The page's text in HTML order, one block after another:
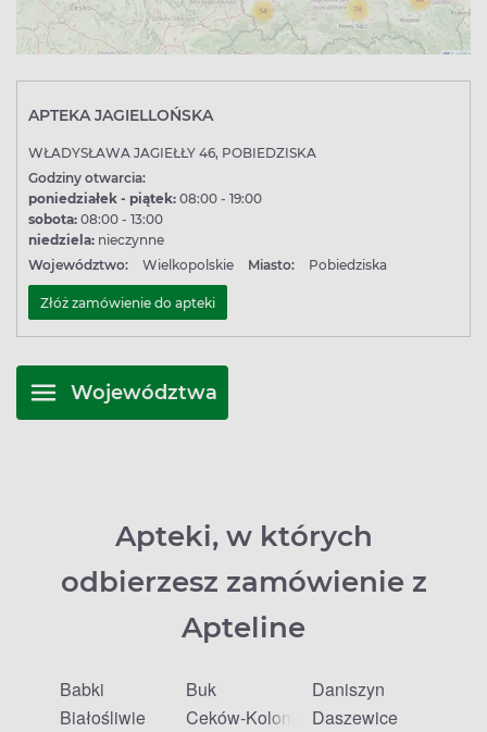
APTEKA JAGIELLOŃSKA
WŁADYSŁAWA JAGIEŁŁY 46, POBIEDZISKA
Godziny otwarcia:
poniedziałek - piątek: 08:00 - 19:00
sobota: 08:00 - 13:00
niedziela: nieczynne
Województwo:
Wielkopolskie Miasto: Pobiedziska
Złóż zamówienie do apteki
Województwa
Apteki, w których
odbierzesz zamówienie z
Apteline
Babki
Białośliwie
Buk
Ceków-Kolonia
Daniszyn
Daszewice